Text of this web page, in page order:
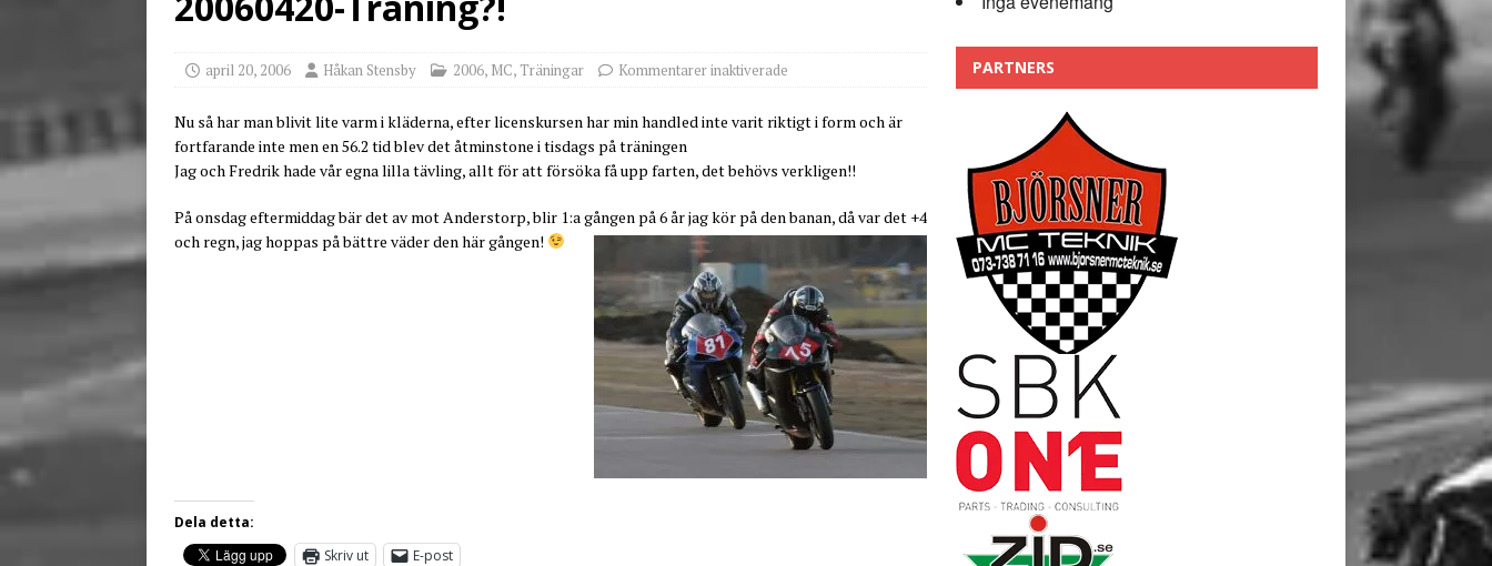
Stensby Trackdays 2026 Fullbokat – tack för ert stora intresse!
april 20, 2006 Håkan Stensby 2006, MC, Träningar Kommentarer inaktiverade
Nu så har man blivit lite varm i kläderna, efter licenskursen har min handled inte varit riktigt i form och är
fortfarande inte men en 56.2 tid blev det åtminstone i tisdags på träningen
Jag och Fredrik hade vår egna lilla tävling, allt för att försöka få upp farten, det behövs verkligen!!
På onsdag eftermiddag bär det av mot Anderstorp, blir 1:a gången på 6 år jag kör på den banan, då var det +4
och regn, jag hoppas på bättre väder den här gången!
Dela detta:
Skriv ut
E-post
PARTNERS